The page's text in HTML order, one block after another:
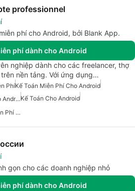
professionnel
phí cho Android, bởi Blank App.
phí dành cho Android
nghiệp dành cho các freelancer, thợ
nền tảng. Với ứng dụng…
PhíKế Toán Miễn Phí Cho Android
Kế Toán Doanh Nghiệp Nhỏ Cho AndroidKế Toán Cho Android
Kế Toán Doanh Nghiệp Nhỏ Miễn Phí Cho Android
gọn cho các doanh nghiệp nhỏ
phí dành cho Android